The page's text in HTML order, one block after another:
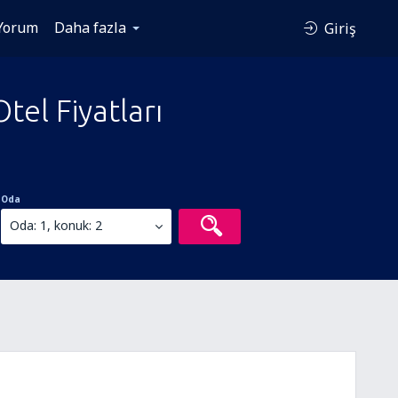
Daha fazla Giriş
Fiyatları
Oda
Oda: 1, konuk: 2